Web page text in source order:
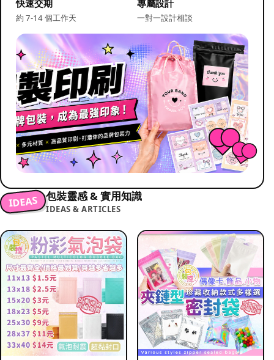
快速交期
約 7-14 個工作天
專屬設計
一對一設計相談
IDEAS 包裝靈感 & 實用知識
IDEAS & ARTICLES